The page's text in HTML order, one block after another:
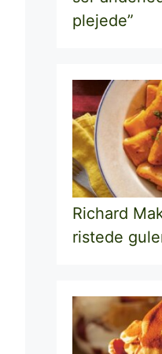
plejede”
Richard
ristede